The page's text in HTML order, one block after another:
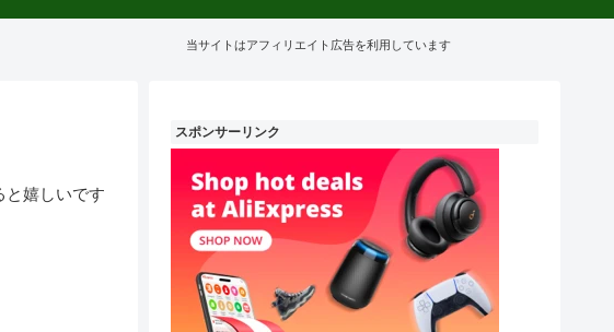
当サイトはアフィリエイト広告を利用しています
嬉しいです
スポンサーリンク